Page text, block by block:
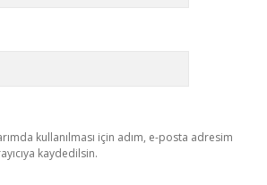
kullanılması için adım, e-posta adresim
kaydedilsin.